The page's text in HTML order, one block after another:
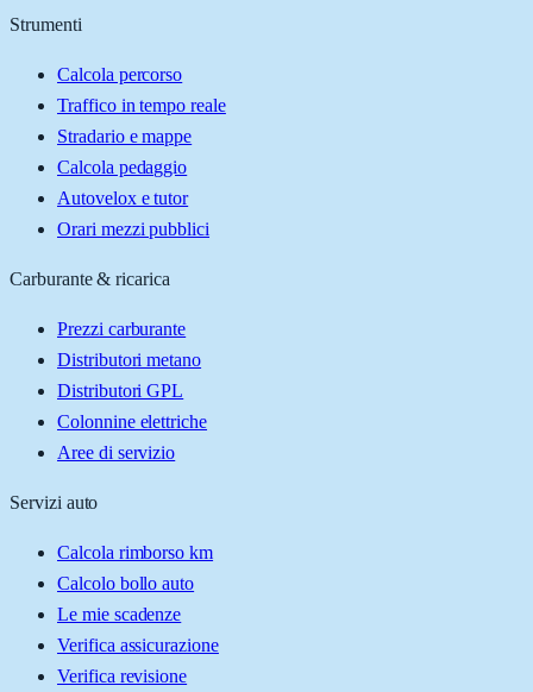
Strumenti
Calcola percorso
Traffico in tempo reale
Stradario e mappe
Calcola pedaggio
Autovelox e tutor
Orari mezzi pubblici
Carburante & ricarica
Prezzi carburante
Distributori metano
Distributori GPL
Colonnine elettriche
Aree di servizio
Servizi auto
Calcola rimborso km
Calcolo bollo auto
Le mie scadenze
Verifica assicurazione
Verifica revisione